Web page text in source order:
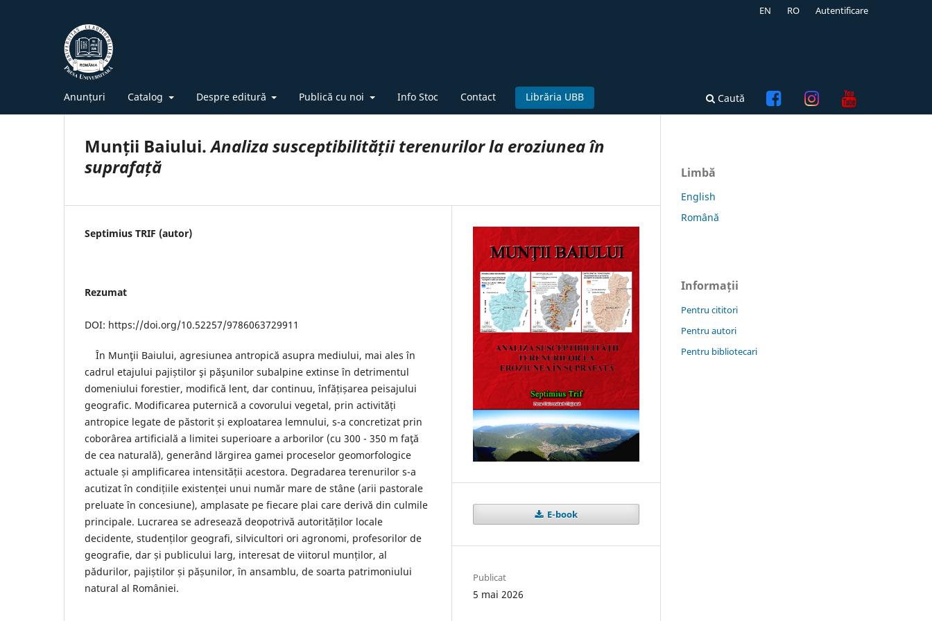
Anunțuri Catalog Despre editură Publică cu noi Info Stoc Contact Librăria UBB Caută
EN RO Autentificare
Munții Baiului.Analiza susceptibilității terenurilor la eroziunea în
suprafață
Septimius TRIF (autor)
Rezumat
DOI: https://doi.org/10.52257/9786063729911
În Munţii Baiului, agresiunea antropică asupra mediului, mai ales în
cadrul etajului pajiștilor şi păşunilor subalpine extinse în detrimentul
domeniului forestier, modifică lent, dar continuu, înfățișarea peisajului
geografic. Modificarea puternică a covorului vegetal, prin activități
antropice legate de păstorit și exploatarea lemnului, s-a concretizat prin
coborârea artificială a limitei superioare a arborilor (cu 300 - 350 m faţă
de cea naturală), generând lărgirea gamei proceselor geomorfologice
actuale și amplificarea intensității acestora. Degradarea terenurilor s-a
acutizat în condițiile existenței unui număr mare de stâne (arii pastorale
preluate în concesiune), amplasate pe fiecare plai care derivă din culmile
principale. Lucrarea se adresează deopotrivă autorităților locale
decidente, studenților geografi, silvicultori ori agronomi, profesorilor de
geografie, dar și publicului larg, interesat de viitorul munților, al
pădurilor, pajiștilor și pășunilor, în ansamblu, de soarta patrimoniului
natural al României.
E-book
Publicat
5 mai 2026
Limbă
English
Română
Informații
Pentru cititori
Pentru autori
Pentru bibliotecari